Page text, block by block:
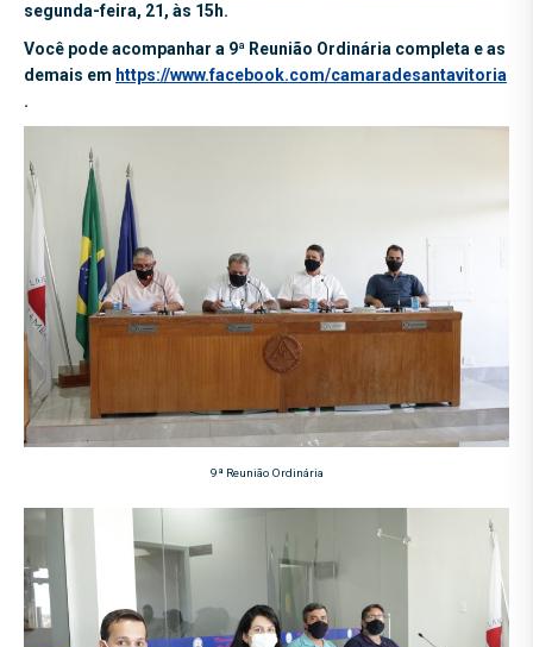
segunda-feira, 21, às 15h.
Você pode acompanhar a 9ª Reunião Ordinária completa e as
demais em https://www.facebook.com/camaradesantavitoria
.
9ª Reunião Ordinária